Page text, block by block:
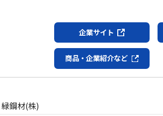
企業サイト
商品・企業紹介など
緑鋼材(株)